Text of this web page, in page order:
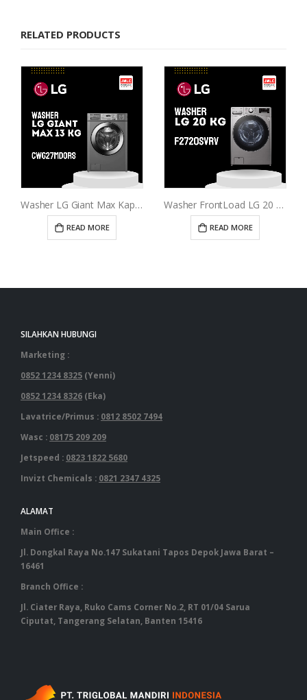
RELATED PRODUCTS
Washer LG Giant Max Kap 13 Kg
READ MORE
Washer FrontLoad LG 20 Kg F2720SVRV
READ MORE
SILAHKAN HUBUNGI
Marketing :
0852 1234 8325 (Yenni)
0852 1234 8326 (Eka)
Lavatrice/Primus : 0812 8502 7494
Wasc : 08175 209 209
Jetspeed : 0823 1822 5680
Invizt Chemicals : 0821 2347 4325
ALAMAT
Main Office :
Jl. Dongkal Raya No.147 Sukatani Tapos Depok Jawa Barat –
16461
Branch Office :
Jl. Ciater Raya, Ruko Cams Corner No.2, RT 01/04 Sarua
Ciputat, Tangerang Selatan, Banten 15416